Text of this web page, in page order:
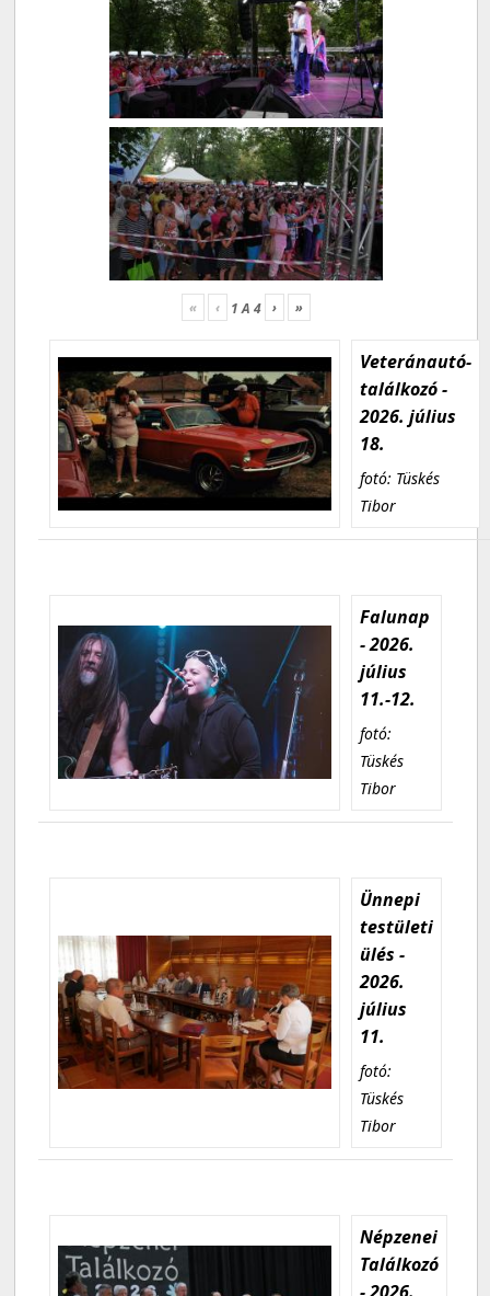
« ‹ 1A 4 › »
Veteránautó-
találkozó -
2026. július
18.
fotó: Tüskés
Tibor
Falunap
- 2026.
július
11.-12.
fotó:
Tüskés
Tibor
Ünnepi
testületi
ülés -
2026.
július
11.
fotó:
Tüskés
Tibor
Népzenei
Találkozó